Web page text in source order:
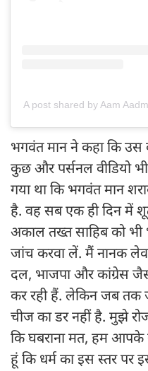
A post shared by Aam
भगवंत मान ने कहा कि
कुछ और पर्सनल वीडियो
गया था कि भगवंत मान
है. वह सब एक ही दिन में
अकाल तख्त साहिब को
जांच करवा लें. मैं नानक
दल, भाजपा और कांग्रेस
कर रही हैं. लेकिन जब तक
चीज का डर नहीं है. मुझे
कि घबराना मत, हम
हूं कि धर्म का इस स्तर पर